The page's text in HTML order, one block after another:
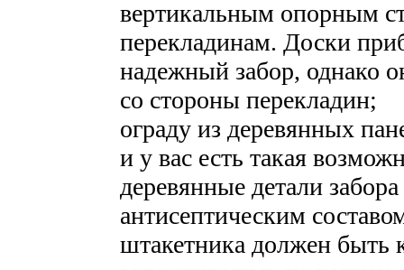
вертикальным опорным
перекладинам. Доски
надежный забор, однако
со стороны перекладин;
ограду из деревянных
и у вас есть такая
деревянные детали
антисептическим
штакетника должен быть